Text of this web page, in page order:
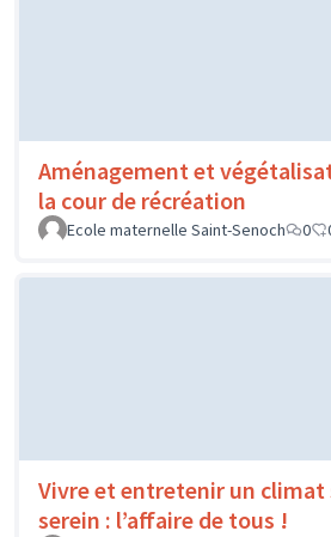
Aménagement et
la cour de récréation
Ecole maternelle Saint-Senoch
0
Vivre et entretenir un climat
serein : l’affaire de tous !